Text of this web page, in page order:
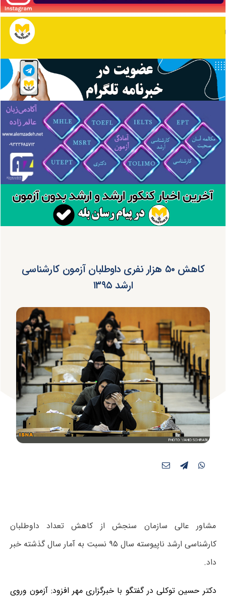
کاهش ۵۰ هزار نفری داوطلبان آزمون کارشناسی
ارشد ۱۳۹۵
مشاور عالی سازمان سنجش از کاهش تعداد داوطلبان
کارشناسی ارشد ناپیوسته سال ۹۵
نسبت به آمار سال گذشته خبر
داد.
دکتر حسین توکلی در گفتگو با خبرگزاری مهر افزود: آزمون وروی